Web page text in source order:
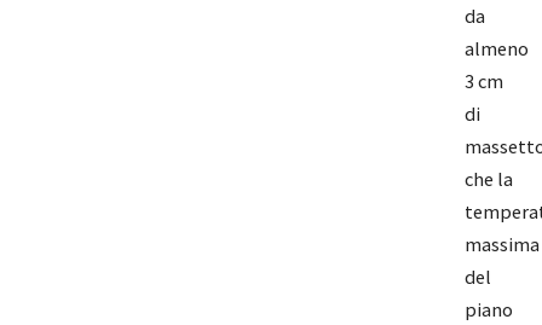
da
almeno
3 cm
di
che la
massima
del
piano